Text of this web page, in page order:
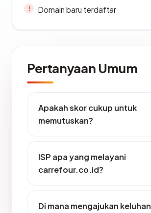
Domain baru terdaftar
Pertanyaan Umum
Apakah skor cukup untuk
memutuskan?
ISP apa yang melayani
carrefour.co.id?
Di mana mengajukan keluhan